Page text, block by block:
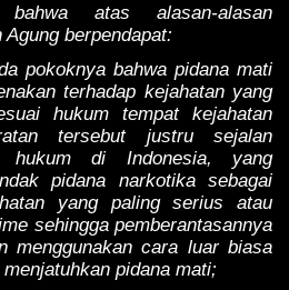
bahwa atas alasan-alasan
berpendapat:
pokoknya bahwa pidana mati
terhadap kejahatan yang
hukum tempat kejahatan
tersebut justru sejalan
hukum di Indonesia, yang
pidana narkotika sebagai
yang paling serius atau
sehingga pemberantasannya
menggunakan cara luar biasa
pidana mati;